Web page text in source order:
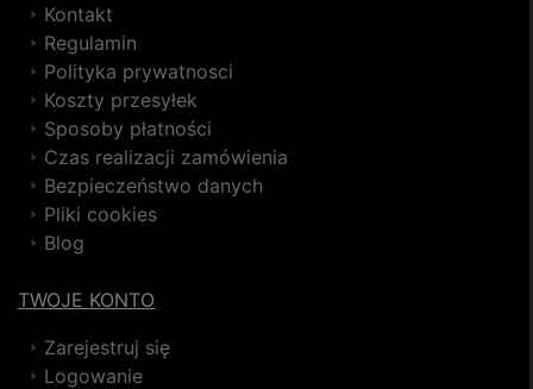
Kontakt
Regulamin
Polityka prywatnosci
Koszty przesyłek
Sposoby płatności
Czas realizacji zamówienia
Bezpieczeństwo danych
Pliki cookies
Blog
TWOJE KONTO
Zarejestruj się
Logowanie